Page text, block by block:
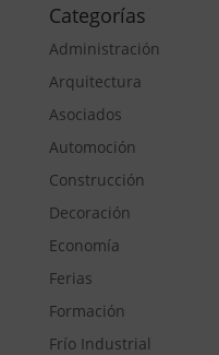
Categorías
Administración
Arquitectura
Asociados
Automoción
Construcción
Decoración
Economía
Ferias
Formación
Frío Industrial